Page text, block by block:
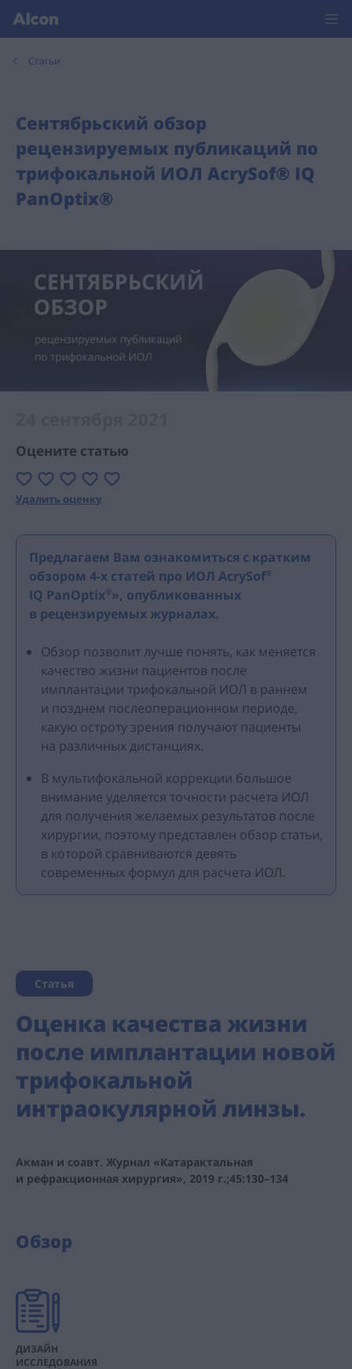
Статьи
Сентябрьский обзор
рецензируемых публикаций по
трифокальной ИОЛ AcrySof® IQ
PanOptix®
Оцените статью
Удалить оценку
Предлагаем Вам ознакомиться с кратким
обзором 4-х статей про ИОЛ AcrySof®
IQ PanOptix®», опубликованных
в рецензируемых журналах.
Обзор позволит лучше понять, как меняется
качество жизни пациентов после
имплантации трифокальной ИОЛ в раннем
и позднем послеоперационном периоде,
какую остроту зрения получают пациенты
на различных дистанциях.
В мультифокальной коррекции большое
внимание уделяется точности расчета ИОЛ
для получения желаемых результатов после
хирургии, поэтому представлен обзор статьи,
в которой сравниваются девять
современных формул для расчета ИОЛ.
Статья
Оценка качества жизни
после имплантации новой
трифокальной
интраокулярной линзы.
Акман и соавт. Журнал «Катарактальная
и рефракционная хирургия», 2019 г.;45:130–134
Обзор
ДИЗАЙН
ИССЛЕДОВАНИЯ